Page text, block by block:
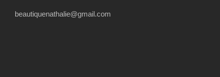
beautiquenathalie@gmail.com